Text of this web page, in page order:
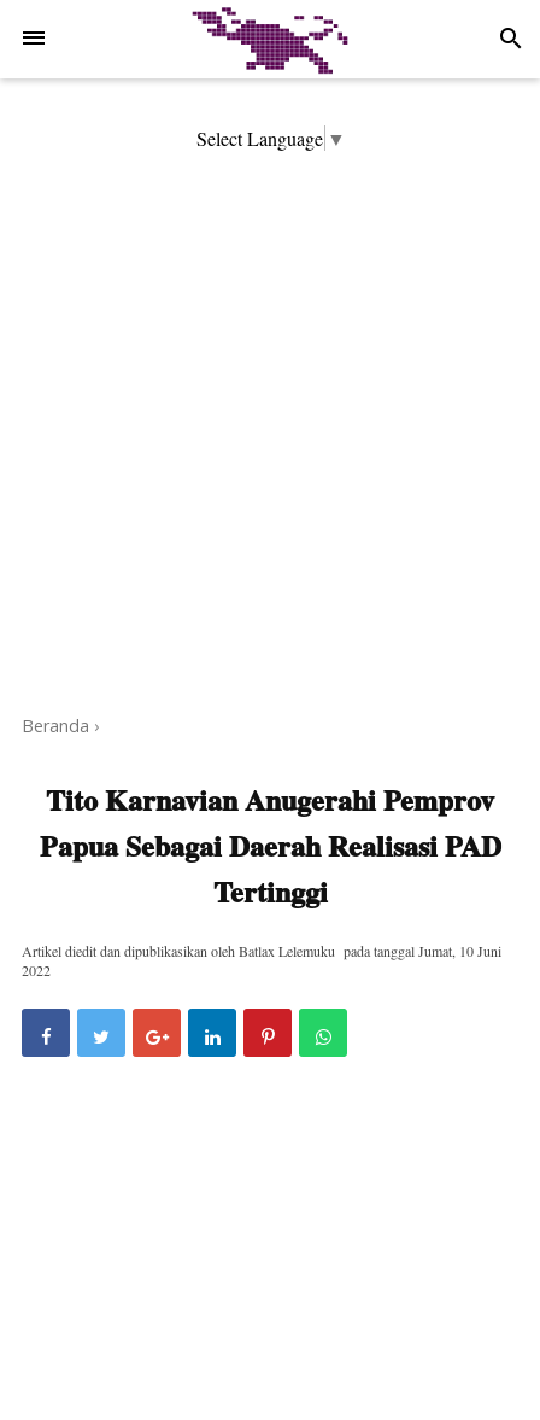
search
Select Language ▼
Beranda ›
Tito Karnavian Anugerahi Pemprov
Papua Sebagai Daerah Realisasi PAD
Tertinggi
Artikel diedit dan dipublikasikan oleh Batlax Lelemuku pada tanggalJumat, 10 Juni
2022